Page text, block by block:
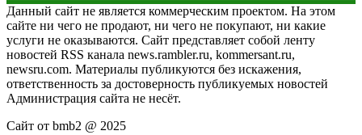
Данный сайт не является коммерческим проектом. На этом
сайте ни чего не продают, ни чего не покупают, ни какие
услуги не оказываются. Сайт представляет собой ленту
новостей RSS канала news.rambler.ru, kommersant.ru,
newsru.com. Материалы публикуются без искажения,
ответственность за достоверность публикуемых новостей
Администрация сайта не несёт.
Сайт от bmb2 @ 2025